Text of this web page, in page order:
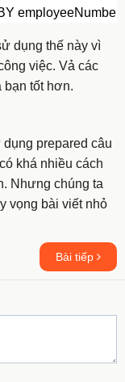
employeeNumber
dụng thế này vì
việc. Vả các
bạn tốt hơn.
prepared câu
khá nhiều cách
Nhưng chúng ta
vọng bài viết nhỏ
Bài tiếp